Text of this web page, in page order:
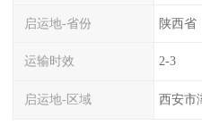
启运地-省份 陕西省
运输时效 2-3
启运地-区域 西安市